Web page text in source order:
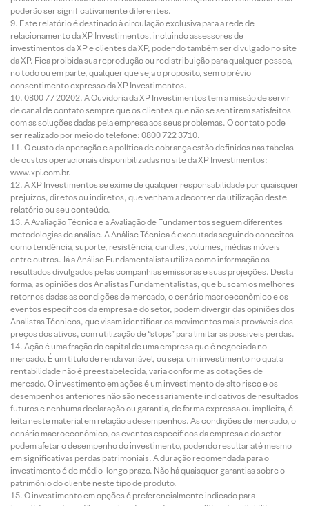
poderão ser significativamente diferentes.
Este relatório é destinado à circulação exclusiva para a rede de
relacionamento da XP Investimentos, incluindo assessores de
investimentos da XP e clientes da XP, podendo também ser divulgado no site
da XP. Fica proibida sua reprodução ou redistribuição para qualquer pessoa,
no todo ou em parte, qualquer que seja o propósito, sem o prévio
consentimento expresso da XP Investimentos.
0800 77 20202. A Ouvidoria da XP Investimentos tem a missão de servir
de canal de contato sempre que os clientes que não se sentirem satisfeitos
com as soluções dadas pela empresa aos seus problemas. O contato pode
ser realizado por meio do telefone: 0800 722 3710.
O custo da operação e a política de cobrança estão definidos nas tabelas
de custos operacionais disponibilizadas no site da XP Investimentos:
www.xpi.com.br.
A XP Investimentos se exime de qualquer responsabilidade por quaisquer
prejuízos, diretos ou indiretos, que venham a decorrer da utilização deste
relatório ou seu conteúdo.
A Avaliação Técnica e a Avaliação de Fundamentos seguem diferentes
metodologias de análise. A Análise Técnica é executada seguindo conceitos
como tendência, suporte, resistência, candles, volumes, médias móveis
entre outros. Já a Análise Fundamentalista utiliza como informação os
resultados divulgados pelas companhias emissoras e suas projeções. Desta
forma, as opiniões dos Analistas Fundamentalistas, que buscam os melhores
retornos dadas as condições de mercado, o cenário macroeconômico e os
eventos específicos da empresa e do setor, podem divergir das opiniões dos
Analistas Técnicos, que visam identificar os movimentos mais prováveis dos
preços dos ativos, com utilização de “stops” para limitar as possíveis perdas.
Ação é uma fração do capital de uma empresa que é negociada no
mercado. É um título de renda variável, ou seja, um investimento no qual a
rentabilidade não é preestabelecida, varia conforme as cotações de
mercado. O investimento em ações é um investimento de alto risco e os
desempenhos anteriores não são necessariamente indicativos de resultados
futuros e nenhuma declaração ou garantia, de forma expressa ou implícita, é
feita neste material em relação a desempenhos. As condições de mercado, o
cenário macroeconômico, os eventos específicos da empresa e do setor
podem afetar o desempenho do investimento, podendo resultar até mesmo
em significativas perdas patrimoniais. A duração recomendada para o
investimento é de médio-longo prazo. Não há quaisquer garantias sobre o
patrimônio do cliente neste tipo de produto.
O investimento em opções é preferencialmente indicado para